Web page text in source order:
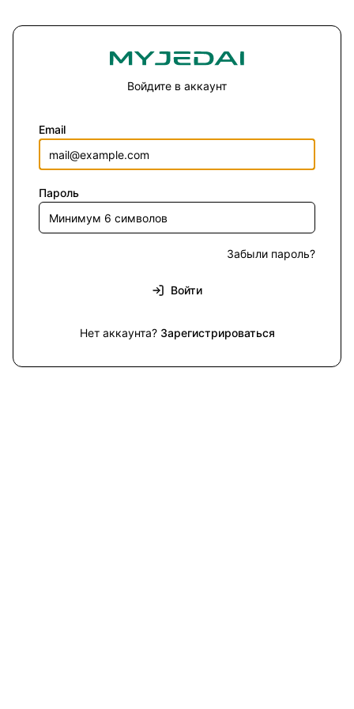
Войдите в аккаунт
Email
Пароль
Забыли пароль?
Войти
Нет аккаунта? Зарегистрироваться